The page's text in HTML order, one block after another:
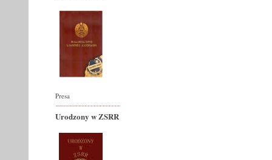
Presa
Urodzony w ZSRR